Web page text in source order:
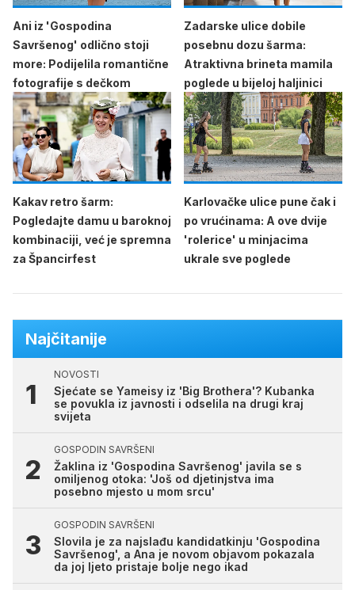
Ani iz 'Gospodina
Savršenog' odlično stoji
more: Podijelila romantične
fotografije s dečkom
Zadarske ulice dobile
posebnu dozu šarma:
Atraktivna brineta mamila
poglede u bijeloj haljinici
Kakav retro šarm:
Pogledajte damu u baroknoj
kombinaciji, već je spremna
za Špancirfest
Karlovačke ulice pune čak i
po vrućinama: A ove dvije
'rolerice' u minjacima
ukrale sve poglede
Najčitanije
NOVOSTI
Sjećate se Yameisy iz 'Big Brothera'? Kubanka
se povukla iz javnosti i odselila na drugi kraj
svijeta
GOSPODIN SAVRŠENI
Žaklina iz 'Gospodina Savršenog' javila se s
omiljenog otoka: 'Još od djetinjstva ima
posebno mjesto u mom srcu'
GOSPODIN SAVRŠENI
Slovila je za najslađu kandidatkinju 'Gospodina
Savršenog', a Ana je novom objavom pokazala
da joj ljeto pristaje bolje nego ikad